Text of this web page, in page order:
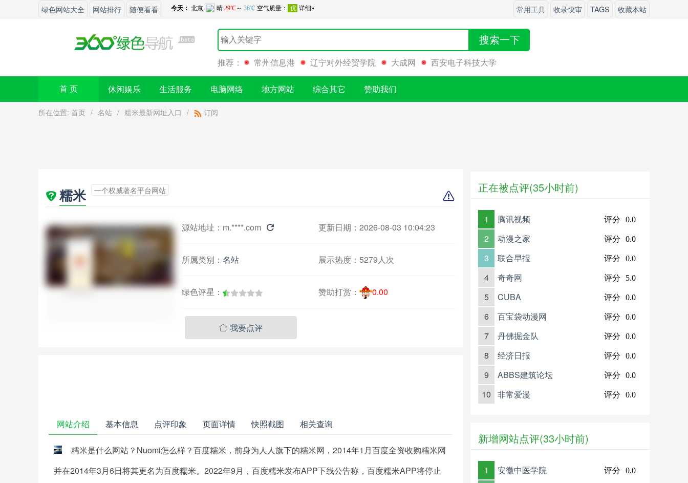
绿色网站大全 网站排行 随便看看 常用工具 收录快审 TAGS 收藏本站
搜索一下
推荐： 常州信息港 辽宁对外经贸学院 大成网 西安电子科技大学
首 页 休闲娱乐 生活服务 电脑网络 地方网站 综合其它 赞助我们
所在位置: 首页 / 名站 / 糯米最新网址入口 / 订阅
糯米 一个权威著名平台网站
源站地址： m.****.com  更新日期：2026-08-03 10:04:23
所属类别： 名站 展示热度： 5279人次
绿色评星： 赞助打赏： 0.00
 我要点评
网站介绍 基本信息 点评印象 页面详情 快照截图 相关查询
糯米是什么网站？Nuomi怎么样？百度糯米，前身为人人旗下的糯米网，2014年1月百度全资收购糯米网
并在2014年3月6日将其更名为百度糯米。2022年9月，百度糯米发布APP下线公告称，百度糯米APP将停止
正在被点评(35小时前)
1 腾讯视频 评分 0.0
2 动漫之家 评分 0.0
3 联合早报 评分 0.0
4 奇奇网 评分 5.0
5 CUBA 评分 0.0
6 百宝袋动漫网 评分 0.0
7 丹佛掘金队 评分 0.0
8 经济日报 评分 0.0
9 ABBS建筑论坛 评分 0.0
10 非常爱漫 评分 0.0
新增网站点评(33小时前)
1 安徽中医学院 评分 0.0